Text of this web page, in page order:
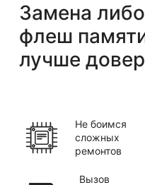
Замена
флеш
лучше
Не боимся
сложных
ремонтов
Вызов